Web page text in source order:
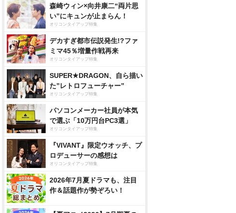
森崎ウィン×向井康二“両片思
い”にキュンが止まらん！
オリコンタイアップ特集
デカすぎ都市伝説発生!?ファ
ミマ45％増量作戦再来
オリコンタイアップ特集
SUPER★DRAGON、自ら描い
た”レトロフューチャー”
オリコンタイアップ特集
パソコンメーカー社員が本気
で選ぶ「10万円台PC3選」
オリコンタイアップ特集
『VIVANT』限定ウオッチ、プ
ロデューサーの感想は
オリコンタイアップ特集
2026年7月夏ドラマも、注目
作＆話題作が勢ぞろい！